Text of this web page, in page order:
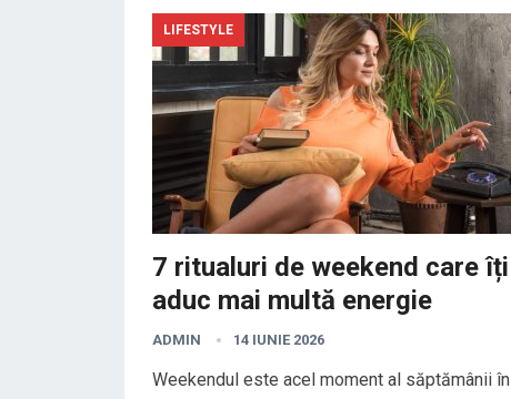
LIFESTYLE
7 ritualuri de weekend care îți
aduc mai multă energie
ADMIN 14 IUNIE 2026
Weekendul este acel moment al săptămânii în